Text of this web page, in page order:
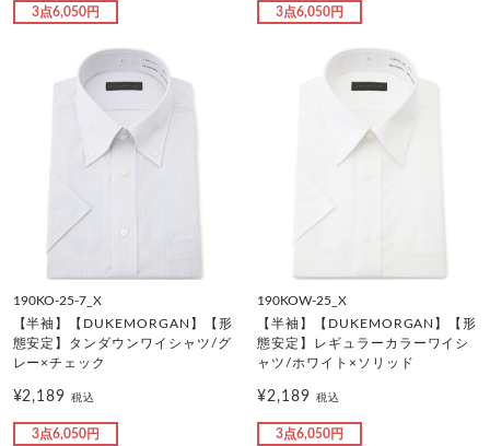
3点6,050円 3点6,050円
190KO-25-7_X
【半袖】【DUKEMORGAN】【形
態安定】タンダウンワイシャツ/グ
レー×チェック
¥2,189税込
3点6,050円
190KOW-25_X
【半袖】【DUKEMORGAN】【形
態安定】レギュラーカラーワイシ
ャツ/ホワイト×ソリッド
¥2,189 税込
3点6,050円